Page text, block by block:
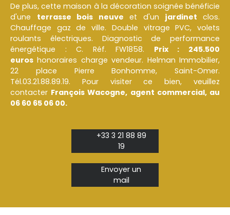
De plus, cette maison à la décoration soignée bénéficie
d'une terrasse bois neuve et d'un jardinetclos.
Chauffage gaz de ville. Double vitrage PVC, volets
roulants électriques. Diagnostic de performance
énergétique : C. Réf. FW1858.
Prix : 245.500
euros honoraires charge vendeur. Helman Immobilier,
22 place Pierre Bonhomme, Saint-Omer.
Tél.03.21.88.89.19. Pour visiter ce bien, veuillez
contacter François Wacogne, agent commercial, au
06 60 65 06 00.
+33 3 21 88 89
19
Envoyer un
mail